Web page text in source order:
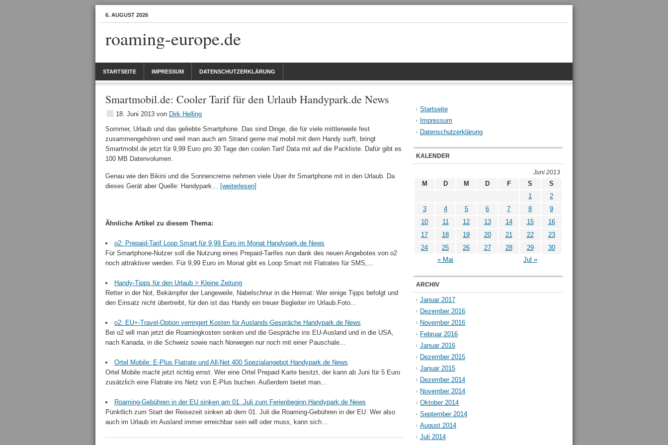
6. AUGUST 2026
roaming-europe.de
STARTSEITE IMPRESSUM DATENSCHUTZERKLÄRUNG
Smartmobil.de: Cooler Tarif für den Urlaub Handypark.de News
18. Juni 2013 von Dirk Helling
Sommer, Urlaub und das geliebte Smartphone. Das sind Dinge, die für viele mittlerweile fest
zusammengehören und weil man auch am Strand gerne mal mobil mit dem Handy surft, bringt
Smartmobil.de jetzt für 9,99 Euro pro 30 Tage den coolen Tarif Data mit auf die Packliste. Dafür gibt es
100 MB Datenvolumen.
Genau wie den Bikini und die Sonnencreme nehmen viele User ihr Smartphone mit in den Urlaub. Da
dieses Gerät aber Quelle: Handypark… [weiterlesen]
Ähnliche Artikel zu diesem Thema:
o2: Prepaid-Tarif Loop Smart für 9,99 Euro im Monat Handypark.de News
Für Smartphone-Nutzer soll die Nutzung eines Prepaid-Tarifes nun dank des neuen Angebotes von o2
noch attraktiver werden. Für 9,99 Euro im Monat gibt es Loop Smart mit Flatrates für SMS,...
Handy-Tipps für den Urlaub > Kleine Zeitung
Retter in der Not, Bekämpfer der Langeweile, Nabelschnur in die Heimat: Wer einige Tipps befolgt und
den Einsatz nicht übertreibt, für den ist das Handy ein treuer Begleiter im Urlaub.Foto...
o2: EU+-Travel-Option verringert Kosten für Auslands-Gespräche Handypark.de News
Bei o2 will man jetzt die Roamingkosten senken und die Gespräche ins EU-Ausland und in die USA,
nach Kanada, in die Schweiz sowie nach Norwegen nur noch mit einer Pauschale...
Ortel Mobile: E-Plus Flatrate und All-Net 400 Spezialangebot Handypark.de News
Ortel Mobile macht jetzt richtig ernst. Wer eine Ortel Prepaid Karte besitzt, der kann ab Juni für 5 Euro
zusätzlich eine Flatrate ins Netz von E-Plus buchen. Außerdem bietet man...
Roaming-Gebühren in der EU sinken am 01. Juli zum Ferienbeginn Handypark.de News
Pünktlich zum Start der Reisezeit sinken ab dem 01. Juli die Roaming-Gebühren in der EU. Wer also
auch im Urlaub im Ausland immer erreichbar sein will oder muss, kann sich...
Startseite
Impressum
Datenschutzerklärung
KALENDER
Juni 2013
M D M D F S S
« Mai Jul »
1
2
3
4 5 6 7 8
9
10
11 12 13 14 15
16
17
18 19 20 21 22
23
24
25 26 27 28 29 30
ARCHIV
Januar 2017
Dezember 2016
November 2016
Februar 2016
Januar 2016
Dezember 2015
Januar 2015
Dezember 2014
November 2014
Oktober 2014
September 2014
August 2014
Juli 2014